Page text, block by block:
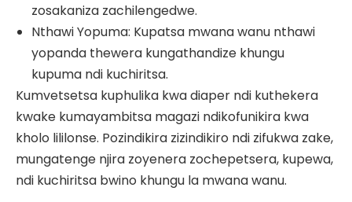
zosakaniza zachilengedwe.
Nthawi Yopuma: Kupatsa mwana wanu nthawi
yopanda thewera kungathandize khungu
kupuma ndi kuchiritsa.
Kumvetsetsa kuphulika kwa diaper ndi kuthekera
kwake kumayambitsa magazi ndikofunikira kwa
kholo lililonse. Pozindikira zizindikiro ndi zifukwa zake,
mungatenge njira zoyenera zochepetsera, kupewa,
ndi kuchiritsa bwino khungu la mwana wanu.